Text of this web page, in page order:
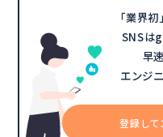
「業界
SNSは
早
エンジ
登録し